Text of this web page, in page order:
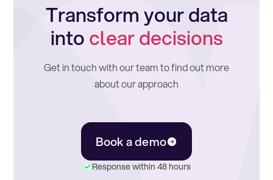
Transform your data
intoclear decisions
Get in touch with our team to find out more
about our approach
Book a demo
Response within 48 hours